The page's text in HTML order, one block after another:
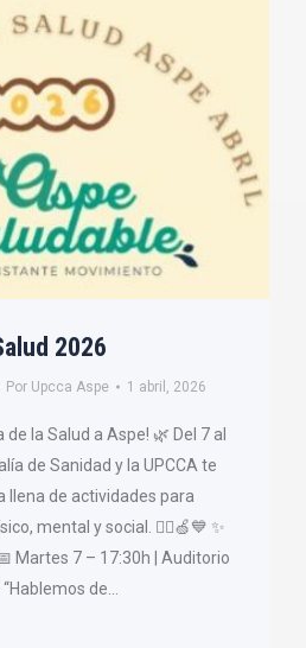
2026
Por Upcca Aspe 1 abril, 2026
de la Salud a Aspe! 🌿 Del 7 al
de Sanidad y la UPCCA te
llena de actividades para
mental y social. 🧘‍♂️🍏💙 ✨
Martes 7 – 17:30h | Auditorio
de…